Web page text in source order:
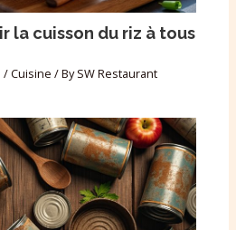
la cuisson du riz à tous
/Cuisine / BySW Restaurant